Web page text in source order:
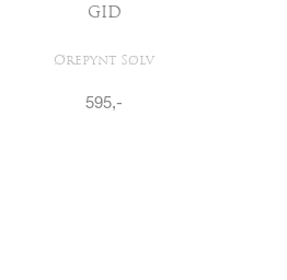
GID
Ørepynt Sølv
595,-